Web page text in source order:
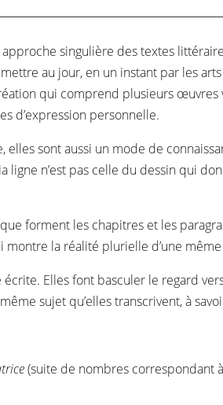
singulière des textes
au jour, en un instant par les
qui comprend plusieurs
d’expression personnelle.
sont aussi un mode de
n’est pas celle du dessin qui
forment les chapitres et les
la réalité plurielle d’une
Elles font basculer le regard
sujet qu’elles transcrivent, à
(suite de nombres correspondant